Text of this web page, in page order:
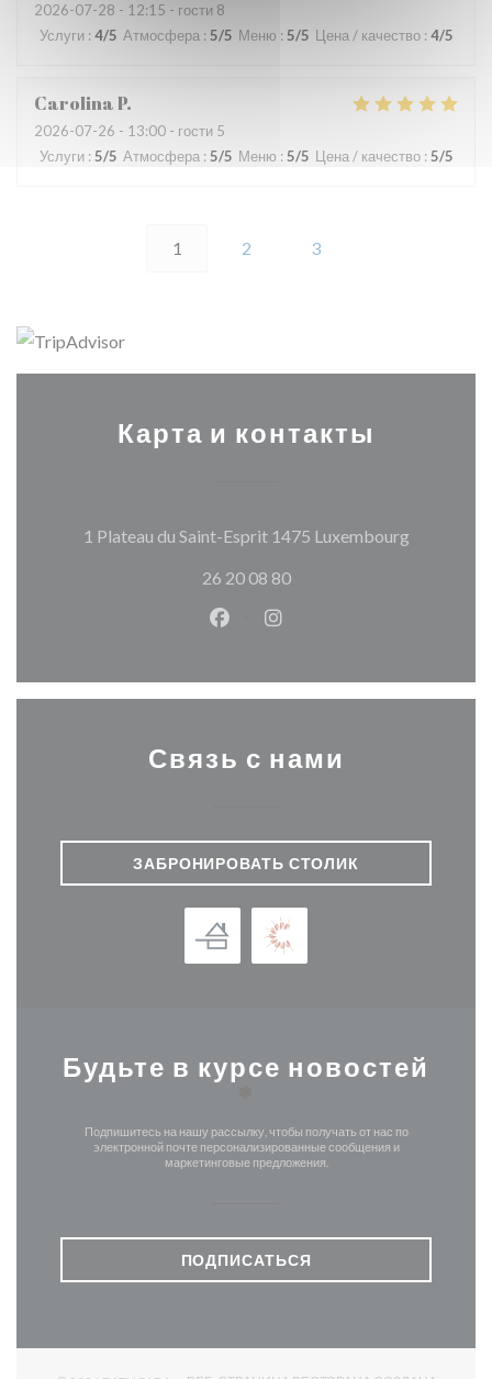
2026-07-28 - 12:15 - гости 8
Услуги : 4/5 Атмосфера : 5/5 Меню : 5/5 Цена / качество : 4/5
CarolinaP
2026-07-26 - 13:00 - гости 5
Услуги : 5/5 Атмосфера : 5/5 Меню : 5/5 Цена / качество : 5/5
1 2 3
Карта и контакты
1 Plateau du Saint-Esprit 1475 Luxembourg
26 20 08 80
Facebook ((открывается в
Instagram
Связь с нами
ЗАБРОНИРОВАТЬ СТОЛИК
Будьте в курсе новостей
Подпишитесь на нашу рассылку, чтобы получать от нас по
электронной почте персонализированные сообщения и
маркетинговые предложения.
ПОДПИСАТЬСЯ